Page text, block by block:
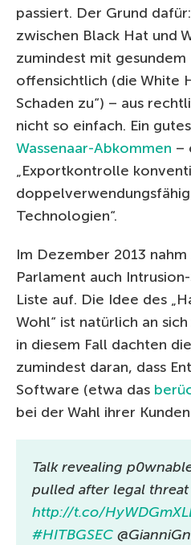
passiert. Der Grund
zwischen Black Hat und
zumindest mit
offensichtlich (die White
Schaden zu“) – aus
nicht so einfach. Ein
Wassenaar-Abkommen –
„Exportkontrolle
Technologien“.
Im Dezember 2013 nahm
Parlament auch
Liste auf. Die Idee des
Wohl“ ist natürlich an
in diesem Fall dachten
zumindest daran, dass
Software (etwa das
bei der Wahl ihrer
Talk revealing
pulled after legal threat
http://t.co/
#HITBGSEC